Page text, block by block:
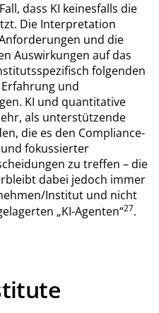
dass KI keinesfalls die
Die Interpretation
und die
Auswirkungen auf das
folgenden
und
KI und quantitative
als unterstützende
die es den Compliance-
fokussierter
zu treffen – die
dabei jedoch immer
Institut und nicht
„KI-Agenten“27.